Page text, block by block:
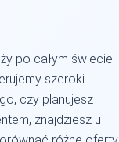
po całym świecie.
szeroki
czy planujesz
znajdziesz u